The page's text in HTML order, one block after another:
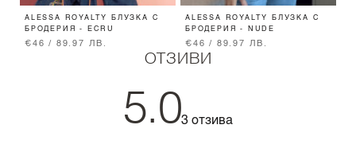
ALESSA ROYALTY БЛУЗКА С
БРОДЕРИЯ - ECRU
€46 / 89.97 ЛВ.
ALESSA ROYALTY БЛУЗКА С
БРОДЕРИЯ - NUDE
€46 / 89.97 ЛВ.
ОТЗИВИ
5.03 отзива